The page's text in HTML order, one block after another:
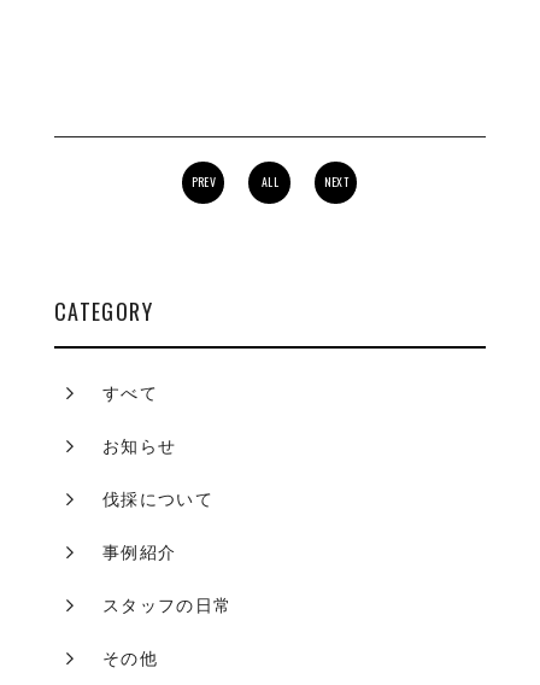
PREV ALL NEXT
CATEGORY
すべて
お知らせ
伐採について
事例紹介
スタッフの日常
その他